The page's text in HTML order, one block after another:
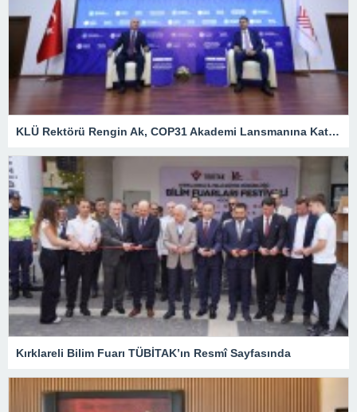
KLÜ Rektörü Rengin Ak, COP31 Akademi Lansmanına Katıldı
Kırklareli Bilim Fuarı TÜBİTAK’ın Resmî Sayfasında